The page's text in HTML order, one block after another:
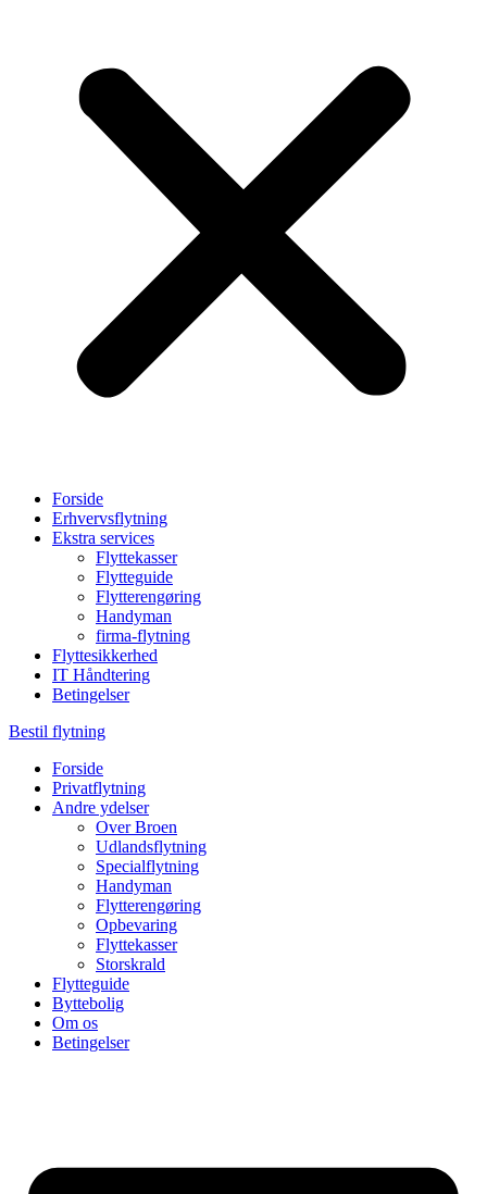
Forside
Erhvervsflytning
Ekstra services
Flyttekasser
Flytteguide
Flytterengøring
Handyman
firma-flytning
Flyttesikkerhed
IT Håndtering
Betingelser
Bestil flytning
Forside
Privatflytning
Andre ydelser
Over Broen
Udlandsflytning
Specialflytning
Handyman
Flytterengøring
Opbevaring
Flyttekasser
Storskrald
Flytteguide
Byttebolig
Om os
Betingelser